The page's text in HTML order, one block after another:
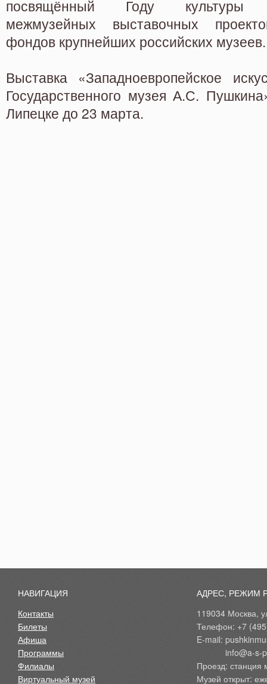
посвящённый Году культуры
межмузейных выставочных
фондов крупнейших российских музеев.
Выставка «Западноевропейское
Государственного музея А.С.
Липецке до 23 марта.
НАВИГАЦИЯ
Контакты
Билеты
Афиша
Программы
Филиалы
Виртуальный музей
АДРЕС, РЕЖИМ
119034 Москва,
Телефон: +7
E-mail:
Проезд: станция
Музей открыт: